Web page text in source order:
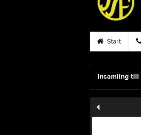
Start
Insamling till